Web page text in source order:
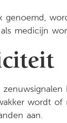
genoemd,
medicijn
wordt
aan.